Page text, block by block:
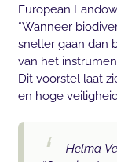
European
“Wanneer
sneller gaan dan
van het
Dit voorstel laat
en hoge
Helma